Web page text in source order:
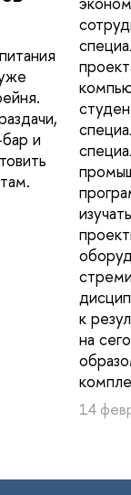
и
к
на
14